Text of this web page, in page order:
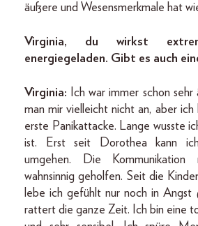
äußere und Wesensmerkmale hat
Virginia, du wirkst
energiegeladen. Gibt es auch
Virginia:
Ich war immer schon
man mir vielleicht nicht an, aber
erste Panikattacke. Lange wusste
ist. Erst seit Dorothea kann
umgehen. Die
wahnsinnig geholfen. Seit die
lebe ich gefühlt nur noch in Angst
rattert die ganze Zeit. Ich bin eine